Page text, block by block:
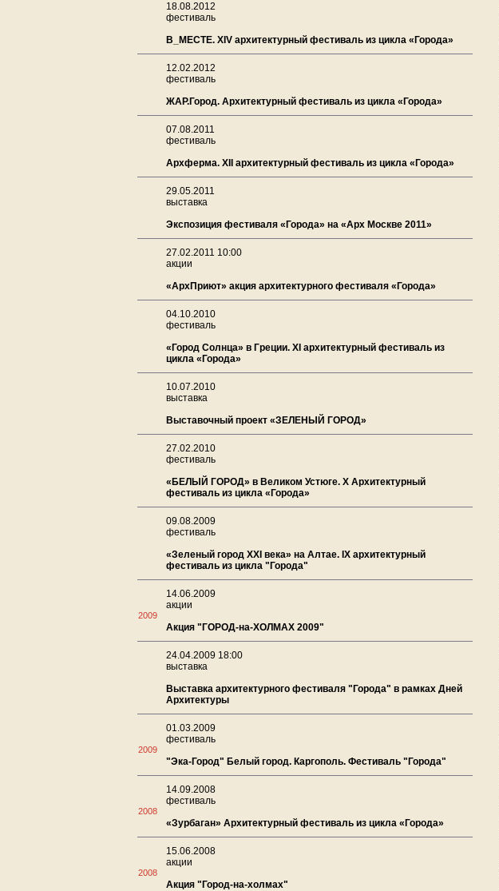
18.08.2012
фестиваль
В_МЕСТЕ. XIV архитектурный фестиваль из цикла «Города»
12.02.2012
фестиваль
ЖАР.Город. Архитектурный фестиваль из цикла «Города»
07.08.2011
фестиваль
Архферма. XII aрхитектурный фестиваль из цикла «Города»
29.05.2011
выставка
Экспозиция фестиваля «Города» на «Арх Москве 2011»
27.02.2011 10:00
акции
«АрхПриют» акция архитектурного фестиваля «Города»
04.10.2010
фестиваль
«Город Солнца» в Греции. XI архитектурный фестиваль из
цикла «Города»
10.07.2010
выставка
Выставочный проект «ЗЕЛЕНЫЙ ГОРОД»
27.02.2010
фестиваль
«БЕЛЫЙ ГОРОД» в Великом Устюге. X Архитектурный
фестиваль из цикла «Города»
09.08.2009
фестиваль
«Зеленый город XXI века» на Алтае. IX архитектурный
фестиваль из цикла "Города"
2009
14.06.2009
акции
Акция "ГОРОД-на-ХОЛМАХ 2009"
24.04.2009 18:00
выставка
Выставка архитектурного фестиваля "Города" в рамках Дней
Архитектуры
2009
01.03.2009
фестиваль
"Эка-Город" Белый город. Каргополь. Фестиваль "Города"
2008
14.09.2008
фестиваль
«Зурбаган» Архитектурный фестиваль из цикла «Города»
2008
15.06.2008
акции
Акция "Город-на-холмах"